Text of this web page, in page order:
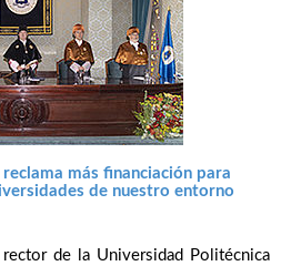
más financiación para
de nuestro entorno
de la Universidad Politécnica